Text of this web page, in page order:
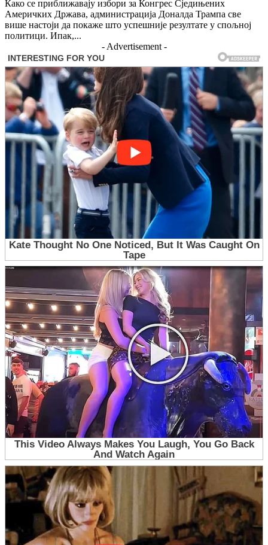
Како се приближавају избори за Конгрес Сједињених
Америчких Држава, администрација Доналда Трампа све
више настоји да покаже што успешније резултате у спољној
политици. Ипак,...
- Advertisement -